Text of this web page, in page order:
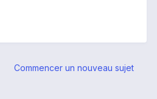
Commencer un nouveau sujet